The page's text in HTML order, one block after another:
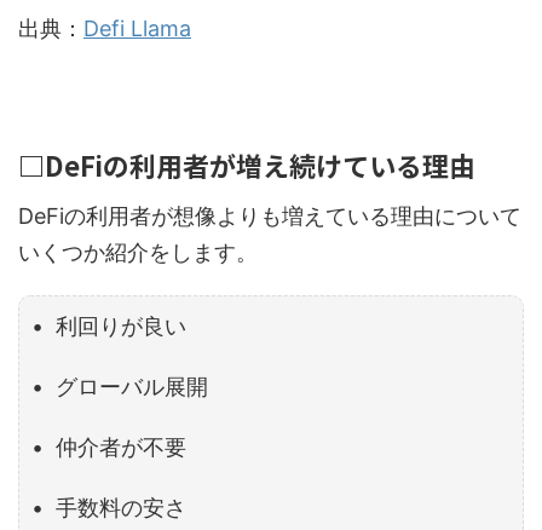
出典： Defi Llama
□DeFiの利用者が増え続けている理由
DeFiの利用者が想像よりも増えている理由について
いくつか紹介をします。
• 利回りが良い
• グローバル展開
• 仲介者が不要
• 手数料の安さ